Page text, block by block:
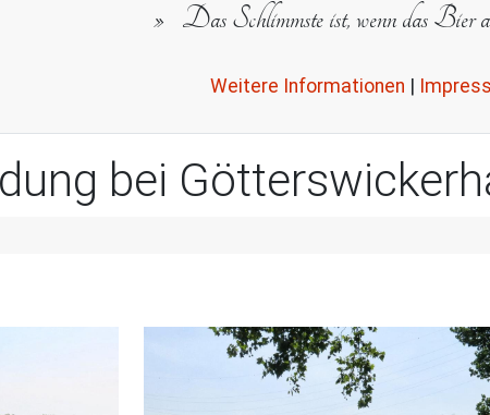
Das Schlimmste ist, wenn das Bier
bei
Weitere Informationen